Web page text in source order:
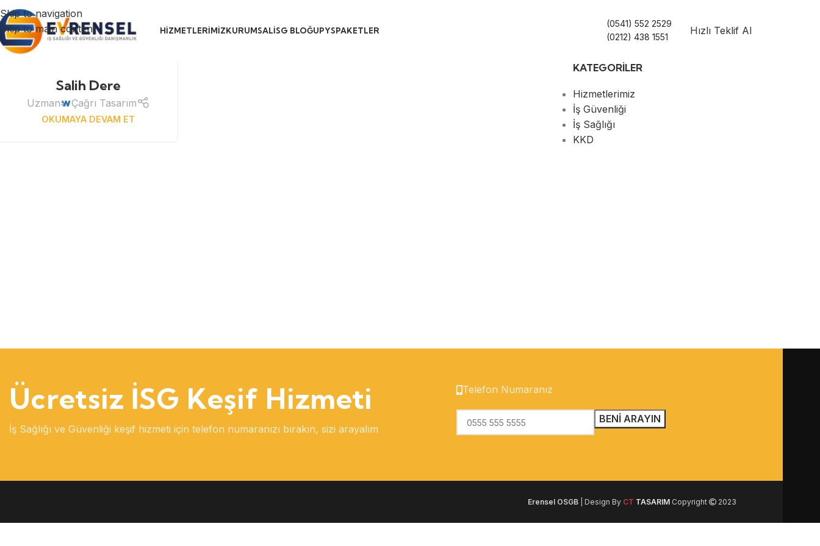
Skip to navigation
Skip to main content
HIZMETLERIMIZKURUMSALİSG BLOĞUPYSPAKETLER
(0541) 552 2529
(0212) 438 1551
Hızlı Teklif Al
Salih Dere
Uzman Çağrı Tasarım
OKUMAYA DEVAM ET
KATEGORILER
Hizmetlerimiz
İş Güvenliği
İş Sağlığı
KKD
Ücretsiz İSG Keşif Hizmeti
İş Sağlığı ve Güvenliği keşif hizmeti için telefon numaranızı bırakın, sizi arayalım
Telefon Numaranız
Erensel OSGB | Design By CT TASARIM Copyright 2023